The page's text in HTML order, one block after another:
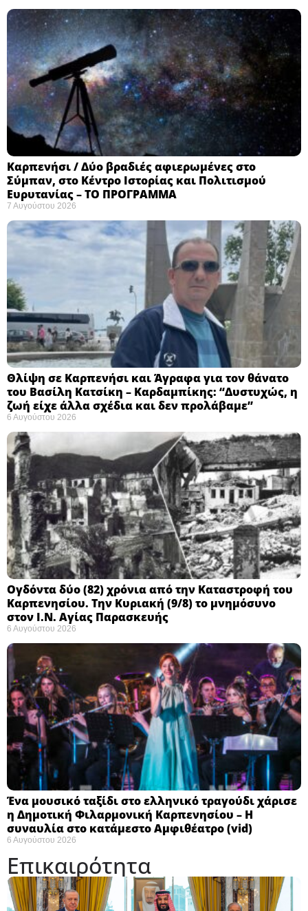
Καρπενήσι / Δύο βραδιές αφιερωμένες στο
Σύμπαν, στο Κέντρο Ιστορίας και Πολιτισμού
Ευρυτανίας – ΤΟ ΠΡΟΓΡΑΜΜΑ
7 Αυγούστου 2026
Θλίψη σε Καρπενήσι και Άγραφα για τον θάνατο
του Βασίλη Κατσίκη – Καρδαμπίκης: “Δυστυχώς, η
ζωή είχε άλλα σχέδια και δεν προλάβαμε”
6 Αυγούστου 2026
Ογδόντα δύο (82) χρόνια από την Καταστροφή του
Καρπενησίου. Την Κυριακή (9/8) το μνημόσυνο
στον Ι.Ν. Αγίας Παρασκευής
6 Αυγούστου 2026
Ένα μουσικό ταξίδι στο ελληνικό τραγούδι χάρισε
η Δημοτική Φιλαρμονική Καρπενησίου – Η
συναυλία στο κατάμεστο Αμφιθέατρο (vid)
6 Αυγούστου 2026
Επικαιρότητα